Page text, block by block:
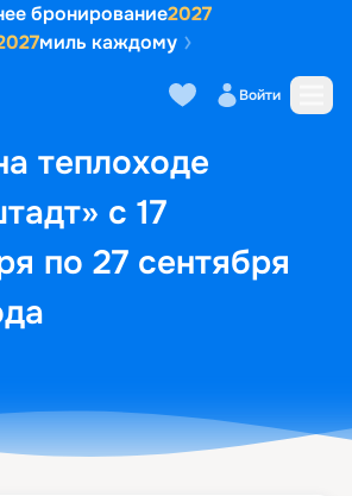
бронирование2027
миль каждому
Войти
теплоходе
с 17
по 27 сентября
Выбор кают Маршрут и